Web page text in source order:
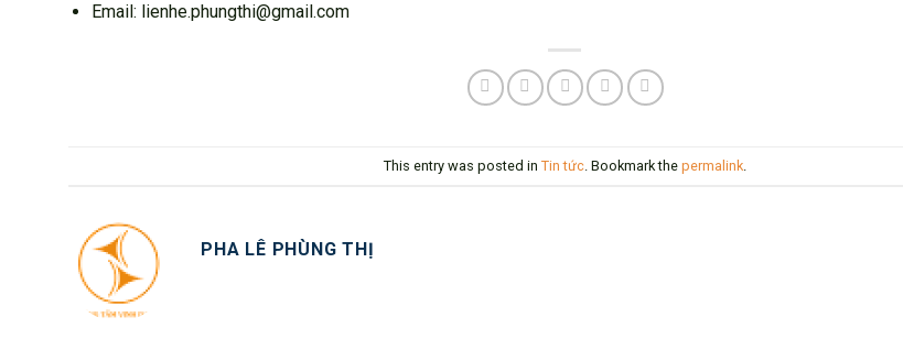
Email: lienhe.phungthi@gmail.com
This entry was posted in Tin tức. Bookmark the permalink.
PHA LÊ PHÙNG THỊ